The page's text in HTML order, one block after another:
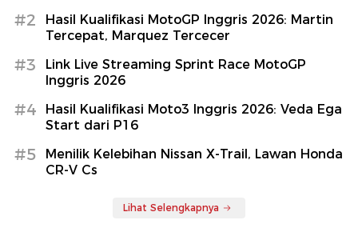
#2
Hasil Kualifikasi MotoGP Inggris 2026: Martin
Tercepat, Marquez Tercecer
#3
Link Live Streaming Sprint Race MotoGP
Inggris 2026
#4
Hasil Kualifikasi Moto3 Inggris 2026: Veda Ega
Start dari P16
#5
Menilik Kelebihan Nissan X-Trail, Lawan Honda
CR-V Cs
Lihat Selengkapnya